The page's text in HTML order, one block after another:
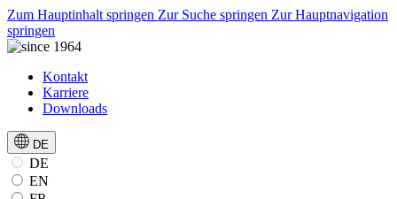
Zum Hauptinhalt springen Zur Suche springen Zur Hauptnavigation
springen
Kontakt
Karriere
Downloads
DE
DE
EN